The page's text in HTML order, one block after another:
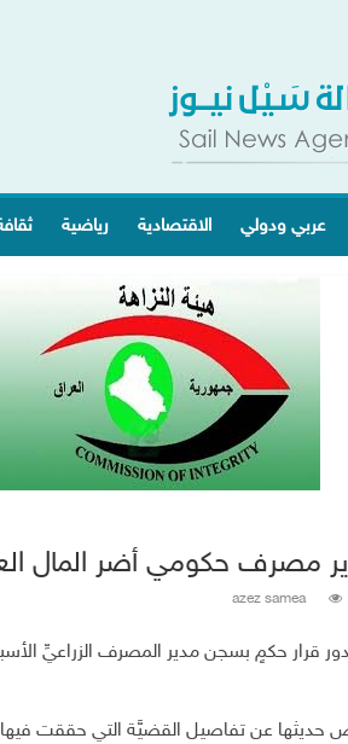
عربي ودولي الاقتصادية رياضية
حكومي أضر المال العام بقرابة 600
azez samea
قرار حكمٍ بسجن مدير المصرف الزراعيِّ
حديثها عن تفاصيل القضيَّة التي حققت فيها